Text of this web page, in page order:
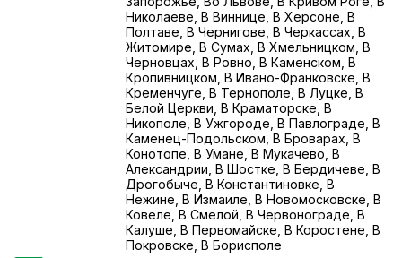
Николаеве, В Виннице, В Херсоне, В
Полтаве, В Чернигове, В Черкассах, В
Житомире, В Сумах, В Хмельницком, В
Черновцах, В Ровно, В Каменском, В
Кропивницком, В Ивано-Франковске, В
Кременчуге, В Тернополе, В Луцке, В
Белой Церкви, В Краматорске, В
Никополе, В Ужгороде, В Павлограде, В
Каменец-Подольском, В Броварах, В
Конотопе, В Умане, В Мукачево, В
Александрии, В Шостке, В Бердичеве, В
Дрогобыче, В Константиновке, В
Нежине, В Измаиле, В Новомосковске, В
Ковеле, В Смелой, В Червонограде, В
Калуше, В Первомайске, В Коростене, В
Покровске, В Борисполе